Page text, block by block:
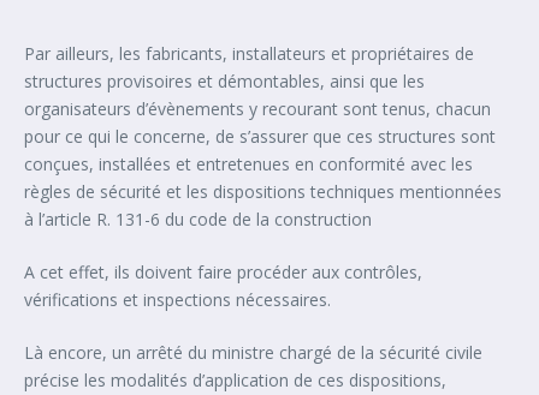
Par ailleurs, les fabricants, installateurs et propriétaires de
structures provisoires et démontables, ainsi que les
organisateurs d’évènements y recourant sont tenus, chacun
pour ce qui le concerne, de s’assurer que ces structures sont
conçues, installées et entretenues en conformité avec les
règles de sécurité et les dispositions techniques mentionnées
à l’article R. 131-6 du code de la construction
A cet effet, ils doivent faire procéder aux contrôles,
vérifications et inspections nécessaires.
Là encore, un arrêté du ministre chargé de la sécurité civile
précise les modalités d’application de ces dispositions,